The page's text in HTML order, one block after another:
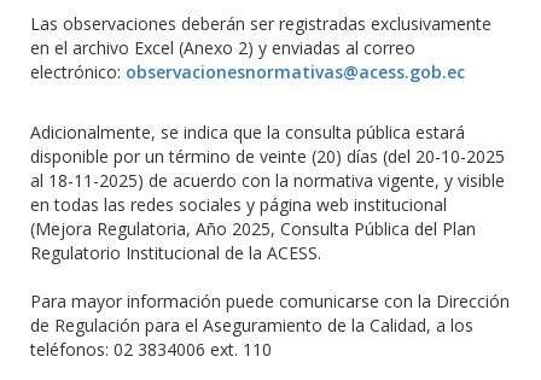
Las observaciones deberán ser registradas exclusivamente
en el archivo Excel (Anexo 2) y enviadas al correo
electrónico: observacionesnormativas@acess.gob.ec
Adicionalmente, se indica que la consulta pública estará
disponible por un término de veinte (20) días (del 20-10-2025
al 18-11-2025) de acuerdo con la normativa vigente, y visible
en todas las redes sociales y página web institucional
(Mejora Regulatoria, Año 2025, Consulta Pública del Plan
Regulatorio Institucional de la ACESS.
Para mayor información puede comunicarse con la Dirección
de Regulación para el Aseguramiento de la Calidad, a los
teléfonos: 02 3834006 ext. 110